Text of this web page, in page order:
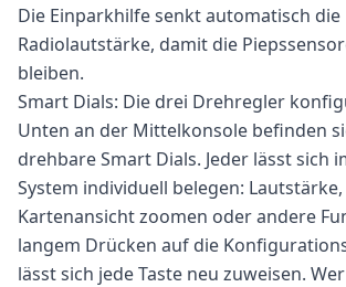
Die Einparkhilfe senkt automatisch die
Radiolautstärke, damit die
bleiben.
Smart Dials: Die drei Drehregler
Unten an der Mittelkonsole befinden
drehbare Smart Dials. Jeder lässt sich
System individuell belegen:
Kartenansicht zoomen oder andere
langem Drücken auf die
lässt sich jede Taste neu zuweisen.